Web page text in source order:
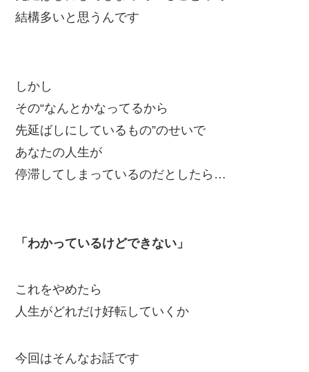
結構多いと思うんです
しかし
その“なんとかなってるから
先延ばしにしているもの”のせいで
あなたの人生が
停滞してしまっているのだとしたら…
「わかっているけどできない」
これをやめたら
人生がどれだけ好転していくか
今回はそんなお話です